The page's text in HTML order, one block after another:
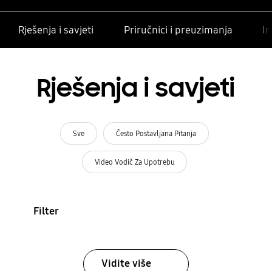
Rješenja i savjeti Priručnici i preuzimanja
Rješenja i savjeti
Sve Često Postavljana Pitanja
Video Vodič Za Upotrebu
Filter
Vidite više